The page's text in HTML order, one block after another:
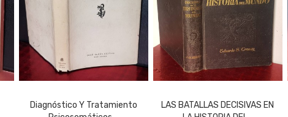
Diagnóstico Y Tratamiento
LAS BATALLAS DECISIVAS EN